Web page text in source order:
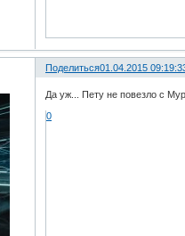
Поделиться01.04.2015
Да уж... Пету не повезло с
0